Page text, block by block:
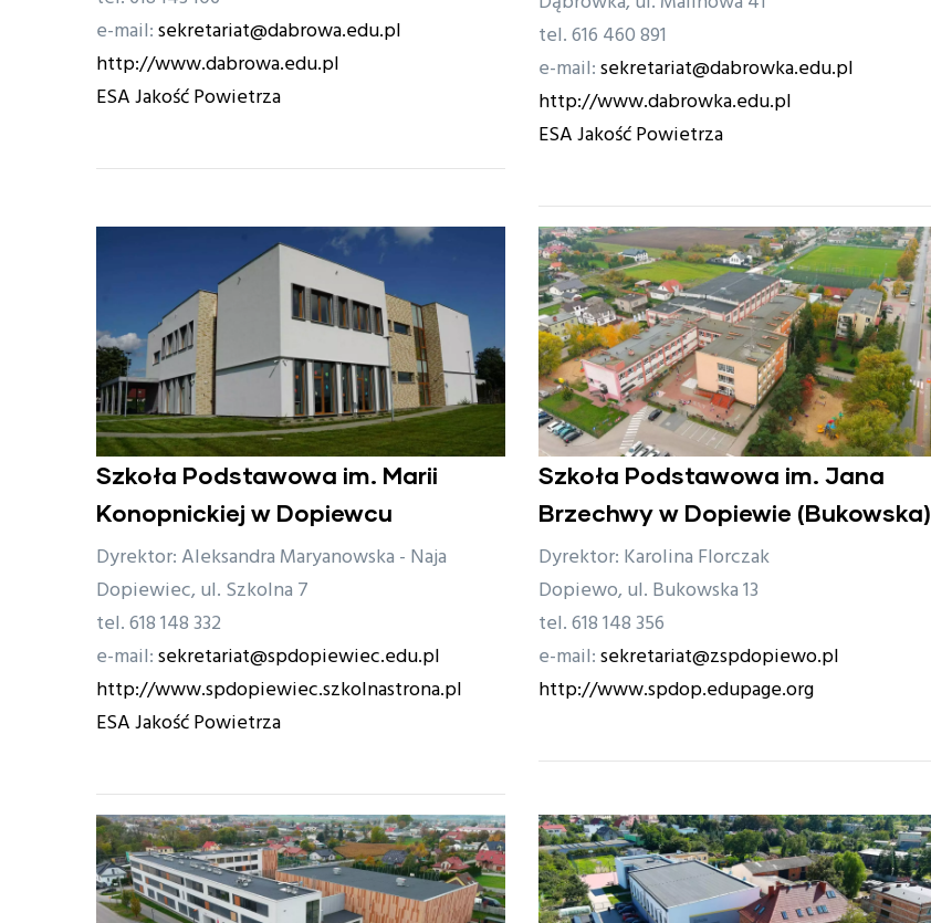
e-mail:sekretariat@dabrowa.edu.pl
http://www.dabrowa.edu.pl
ESA Jakość Powietrza
tel. 616 460 891
e-mail:sekretariat@dabrowka.edu.pl
http://www.dabrowka.edu.pl
ESA Jakość Powietrza
Szkoła Podstawowa im. Marii
Konopnickiej w Dopiewcu
Dyrektor: Aleksandra Maryanowska - Naja
Dopiewiec, ul. Szkolna 7
tel. 618 148 332
e-mail:sekretariat@spdopiewiec.edu.pl
http://www.spdopiewiec.szkolnastrona.pl
ESA Jakość Powietrza
Szkoła Podstawowa im. Jana
Brzechwy w Dopiewie (Bukowska)
Dyrektor: Karolina Florczak
Dopiewo, ul. Bukowska 13
tel. 618 148 356
e-mail:sekretariat@zspdopiewo.pl
http://www.spdop.edupage.org